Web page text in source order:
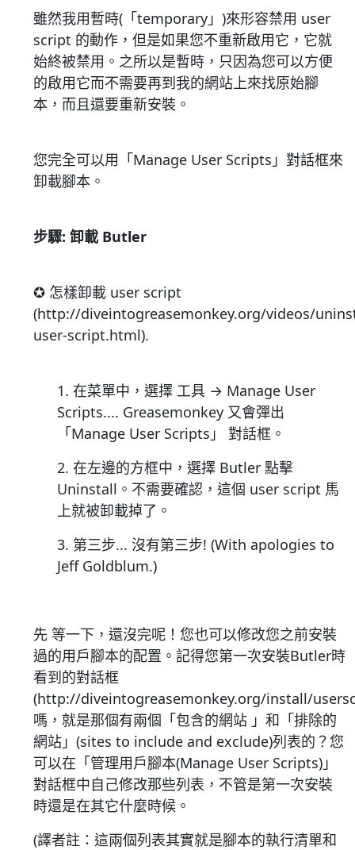
雖然我用暫時(「temporary」)來形容禁用 user
script 的動作，但是如果您不重新啟用它，它就
始終被禁用。之所以是暫時，只因為您可以方便
的啟用它而不需要再到我的網站上來找原始腳
本，而且還要重新安裝。
您完全可以用「Manage User Scripts」對話框來
卸載腳本。
步驟: 卸載 Butler
✪ 怎樣卸載 user script
(http://diveintogreasemonkey.org/videos/
user-script.html).
1. 在菜單中，選擇 工具 → Manage User
Scripts.... Greasemonkey 又會彈出
「Manage User Scripts」 對話框。
2. 在左邊的方框中，選擇 Butler 點擊
Uninstall。不需要確認，這個 user script 馬
上就被卸載掉了。
3. 第三步... 沒有第三步! (With apologies to
Jeff Goldblum.)
先 等一下，還沒完呢！您也可以修改您之前安裝
過的用戶腳本的配置。記得您第一次安裝Butler時
看到的對話框
(http://diveintogreasemonkey.org/install/
嗎，就是那個有兩個「包含的網站 」和「排除的
網站」(sites to include and exclude)列表的？您
可以在「管理用戶腳本(Manage User Scripts)」
對話框中自己修改那些列表，不管是第一次安裝
時還是在其它什麼時候。
(譯者註：這兩個列表其實就是腳本的執行清單和